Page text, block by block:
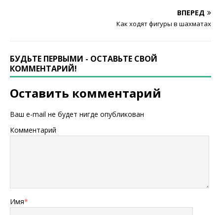
ВПЕРЕД
Как ходят фигуры в шахматах
БУДЬТЕ ПЕРВЫМИ - ОСТАВЬТЕ СВОЙ
КОММЕНТАРИЙ!
Оставить комментарий
Ваш e-mail не будет нигде опубликован
Комментарий
Имя*